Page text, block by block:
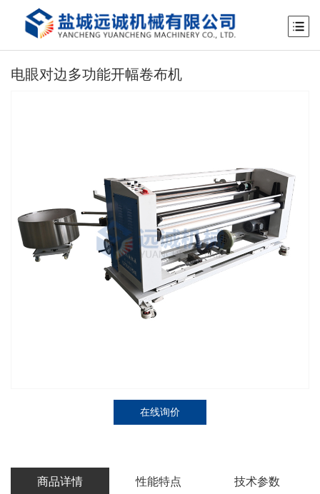
电眼对边多功能开幅卷布机
在线询价
商品详情 性能特点 技术参数